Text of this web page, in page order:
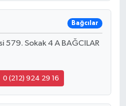
Bağcılar
579. Sokak 4 A BAĞCILAR
0 (212) 924 29 16